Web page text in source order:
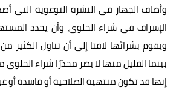
وأضاف الجهاز فى النشرة التوعوية التى
الإسراف فى شراء الحلوى، وأن يحدد
ويقوم بشرائها لافتا إلى أن تناول الكثير
بينما القليل منها لا يضر محذرًا شراء الحلوى
إنها قد تكون منتهية الصلاحية أو فاسدة أو